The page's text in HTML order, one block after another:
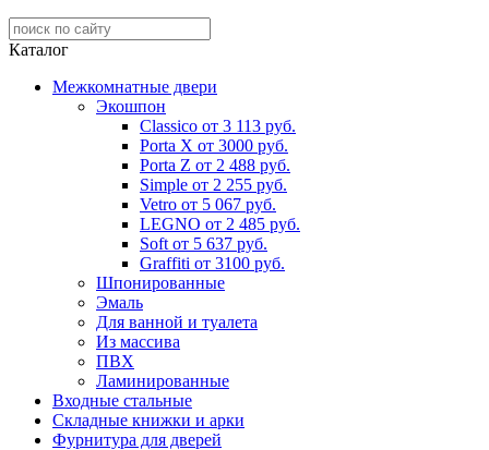
Каталог
Межкомнатные двери
Экошпон
Classico от 3 113 руб.
Porta X от 3000 руб.
Porta Z от 2 488 руб.
Simple от 2 255 руб.
Vetro от 5 067 руб.
LEGNO от 2 485 руб.
Soft от 5 637 руб.
Graffiti от 3100 руб.
Шпонированные
Эмаль
Для ванной и туалета
Из массива
ПВХ
Ламинированные
Входные стальные
Складные книжки и арки
Фурнитура для дверей